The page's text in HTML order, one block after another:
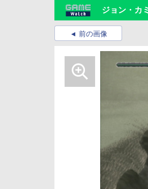
ジョン・カ
前の画像